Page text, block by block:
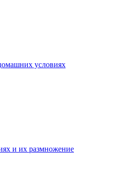
условиях
и их размножение